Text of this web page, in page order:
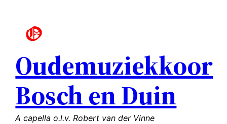
Oudemuziekkoor
Bosch en Duin
A capella o.l.v. Robert van der Vinne